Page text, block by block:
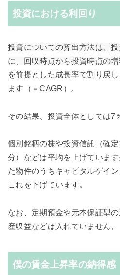
投資における利回り
投資についての算出方法は、
に、回収時点から投資時点の
を前提とした成長率で割り戻
ます（＝CAGR）。
その結果、投資全体としては7
個別銘柄の株や投資信託（確
分）などは平均を上げていま
た物件のうちキャピタルゲイ
これを下げています。
なお、定期預金や元本保証型
産収益などは入れていません。
僕の賃金上昇率の納得感